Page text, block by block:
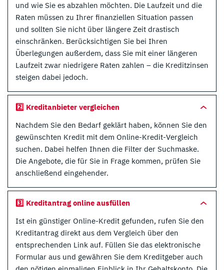
und wie Sie es abzahlen möchten. Die Laufzeit und die
Raten müssen zu Ihrer finanziellen Situation passen
und sollten Sie nicht über längere Zeit drastisch
einschränken. Berücksichtigen Sie bei Ihren
Überlegungen außerdem, dass Sie mit einer längeren
Laufzeit zwar niedrigere Raten zahlen – die Kreditzinsen
steigen dabei jedoch.
2️⃣ Kreditanbieter vergleichen
Nachdem Sie den Bedarf geklärt haben, können Sie den
gewünschten Kredit mit dem Online-Kredit-Vergleich
suchen. Dabei helfen Ihnen die Filter der Suchmaske.
Die Angebote, die für Sie in Frage kommen, prüfen Sie
anschließend eingehender.
3️⃣ Kreditantrag online ausfüllen
Ist ein günstiger Online-Kredit gefunden, rufen Sie den
Kreditantrag direkt aus dem Vergleich über den
entsprechenden Link auf. Füllen Sie das elektronische
Formular aus und gewähren Sie dem Kreditgeber auch